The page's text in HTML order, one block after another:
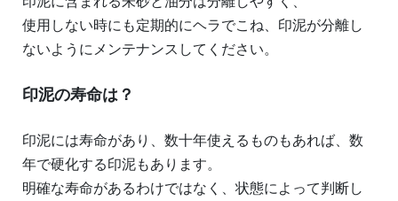
使用しない時にも定期的にヘラでこね、印泥が分離し
ないようにメンテナンスしてください。
印泥の寿命は？
印泥には寿命があり、数十年使えるものもあれば、数
年で硬化する印泥もあります。
明確な寿命があるわけではなく、状態によって判断し